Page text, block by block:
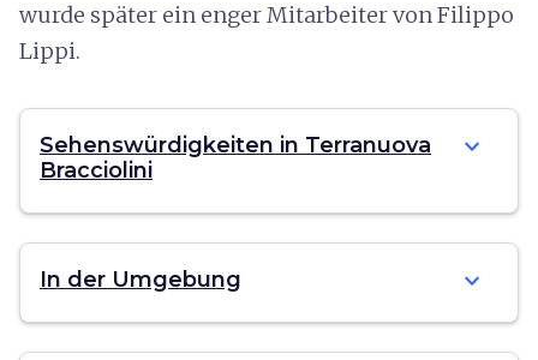
wurde später ein enger Mitarbeiter von Filippo
Lippi.
Sehenswürdigkeiten in Terranuova
Bracciolini
expand_more
In der Umgebung expand_more